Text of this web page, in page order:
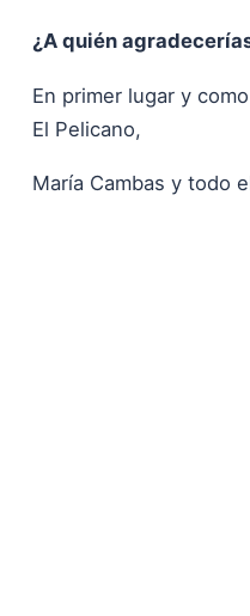
¿A quién
En primer lugar y
El Pelicano,
María Cambas y todo